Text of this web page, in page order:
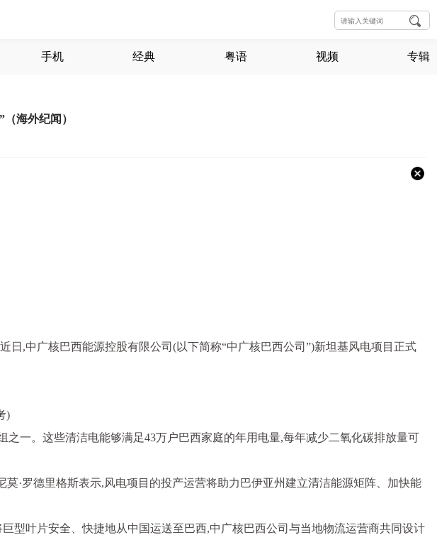
手机 经典 粤语 视频 专辑
海外纪闻）
,中广核巴西能源控股有限公司(以下简称“中广核巴西公司”)新坦基风电项目正式
)
一。这些清洁电能够满足43万户巴西家庭的年用电量,每年减少二氧化碳排放量可
·罗德里格斯表示,风电项目的投产运营将助力巴伊亚州建立清洁能源矩阵、加快能
型叶片安全、快捷地从中国运送至巴西,中广核巴西公司与当地物流运营商共同设计